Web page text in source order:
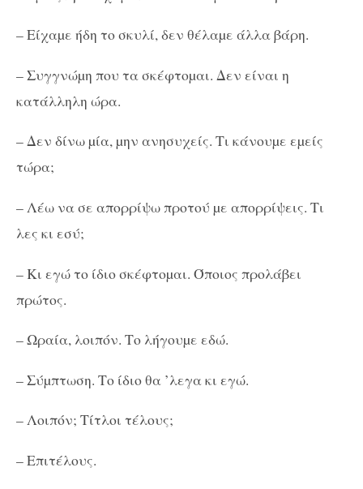
– Είχαµε ήδη το σκυλί, δεν θέλαµε άλλα βάρη.
– Συγγνώµη που τα σκέφτοµαι. Δεν είναι η
κατάλληλη ώρα.
– Δεν δίνω µία, µην ανησυχείς. Τι κάνουµε εµείς
τώρα;
– Λέω να σε απορρίψω προτού µε απορρίψεις. Τι
λες κι εσύ;
– Κι εγώ το ίδιο σκέφτοµαι. Όποιος προλάβει
πρώτος.
– Ωραία, λοιπόν. Το λήγουµε εδώ.
– Σύµπτωση. Το ίδιο θα ’λεγα κι εγώ.
– Λοιπόν; Τίτλοι τέλους;
– Επιτέλους.